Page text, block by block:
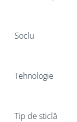
Soclu
Tehnologie
Tip de sticlă